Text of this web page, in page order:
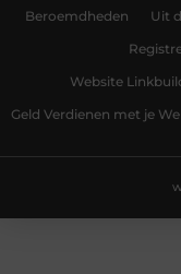
Beroemdheden Uit
Website
Geld Verdienen met je